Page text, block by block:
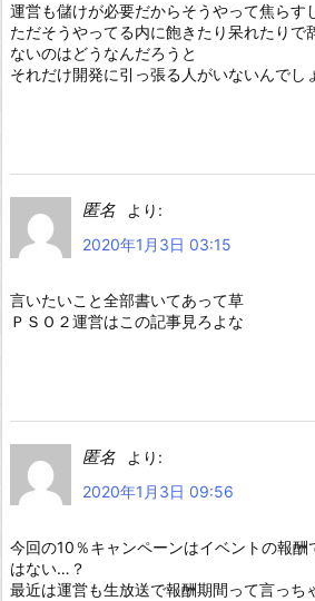
運営も儲けが必要だからそうやって焦らす
ただそうやってる内に飽きたり呆れたりで
ないのはどうなんだろうと
それだけ開発に引っ張る人がいないんでし
匿名
より:
2020年1月3日 03:15
言いたいこと全部書いてあって草
ＰＳＯ２運営はこの記事見ろよな
匿名
より:
2020年1月3日 09:56
今回の10％キャンペーンはイベントの報
はない…？
最近は運営も生放送で報酬期間って言っち